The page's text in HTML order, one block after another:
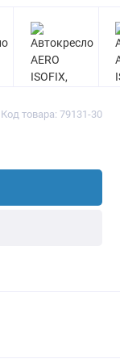
Код товара: 79131-30